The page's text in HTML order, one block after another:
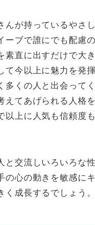
んが持っているやさ
ーブで誰にでも配慮
素直に出すだけで大
て今以上に魅力を発
多くの人と出会って
えてあげられる人格
以上に人気も信頼度
と交流しいろいろな
の心の動きを敏感に
く成長するでしょう。